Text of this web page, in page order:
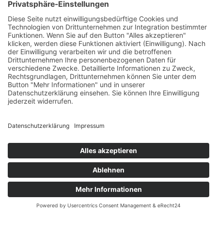
Rechtliches
Allgemeine Geschäftsbedingungen (AGB)
Datenschutz
Impressum
© 2025 Fritz Bauer Forum